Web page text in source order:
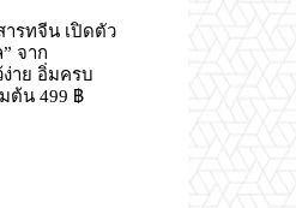
รทจีน เปิดตัว
จาก
ง่าย อิ่มครบ
ต้น 499 ฿